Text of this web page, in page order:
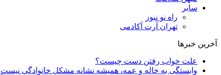
سایر
راه نو نیوز
تهران آرت آکادمی
آخرین خبرها
علت خواب رفتن دست چیست؟
وابستگی به خاله و عمه، همیشه نشانه مشکل خانوادگی نیست